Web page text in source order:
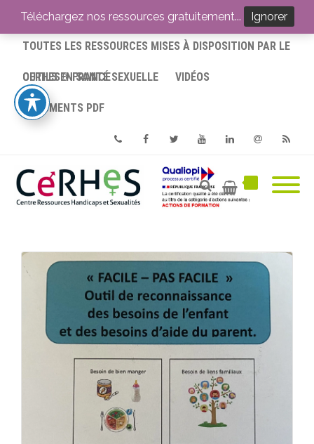
ACCUEIL
TOUTES LES RESSOURCES MISES À DISPOSITION PAR LE
CERHES® FRANCE
OUTILS EN SANTÉ SEXUELLE VIDÉOS
DOCUMENTS PDF
PhoneFacebookTwitterYoutube
Téléchargez nos ressources gratuitement... Ignorer